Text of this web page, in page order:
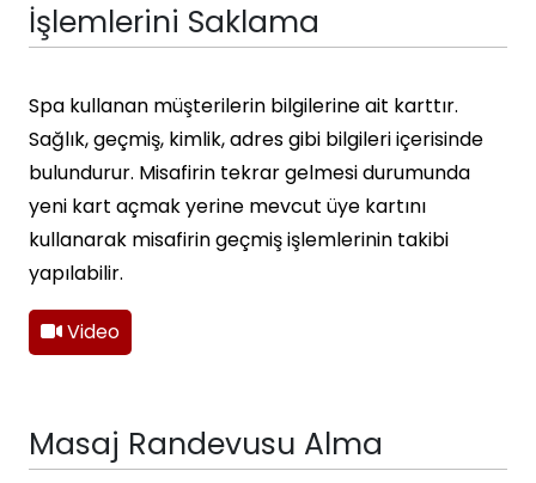
İşlemlerini Saklama
Spa kullanan müşterilerin bilgilerine ait karttır.
Sağlık, geçmiş, kimlik, adres gibi bilgileri içerisinde
bulundurur. Misafirin tekrar gelmesi durumunda
yeni kart açmak yerine mevcut üye kartını
kullanarak misafirin geçmiş işlemlerinin takibi
yapılabilir.
Video
Masaj Randevusu Alma